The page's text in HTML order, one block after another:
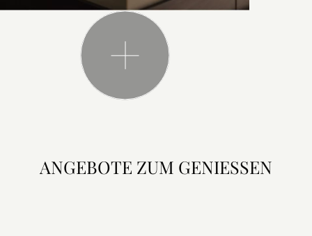
ANGEBOTE ZUM GENIESSEN